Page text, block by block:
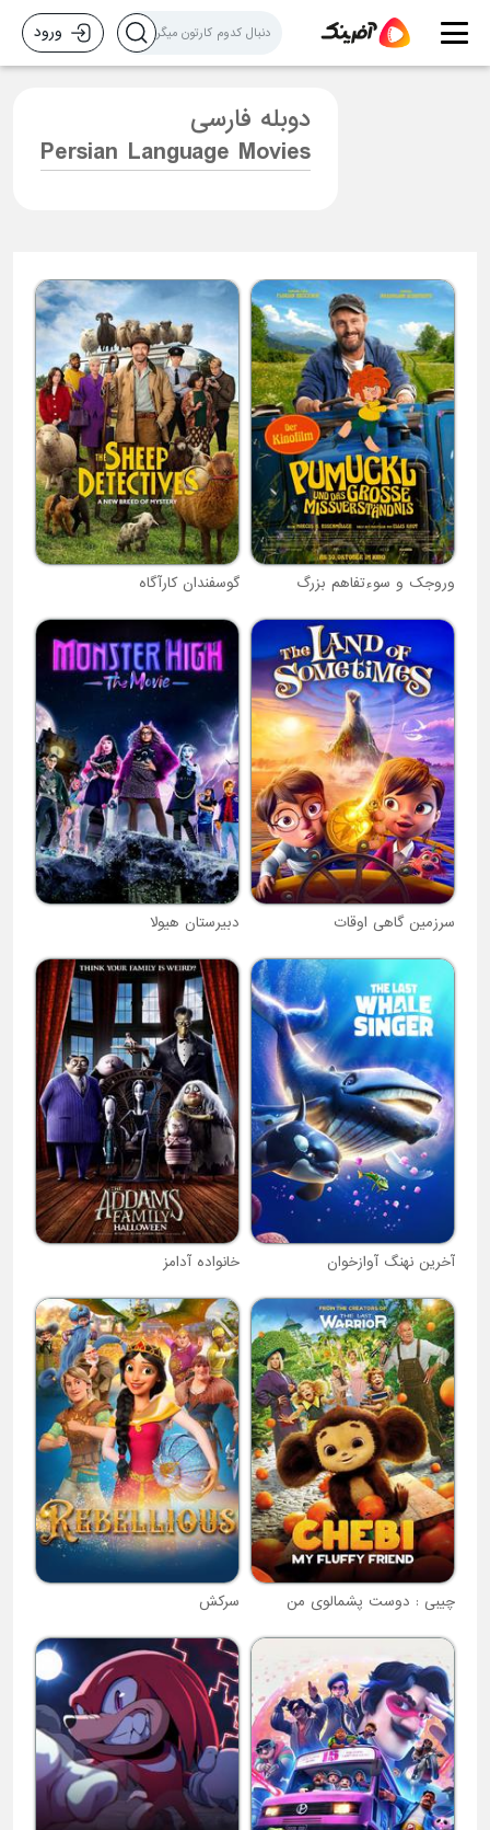
ورود
دوبله فارسی
Persian Language Movies
وروجک و سوءتفاهم بزرگ گوسفندان کارآگاه
سرزمین گاهی اوقات دبیرستان هیولا
آخرین نهنگ آوازخوان خانواده آدامز
چیبی : دوست پشمالوی من سرکش